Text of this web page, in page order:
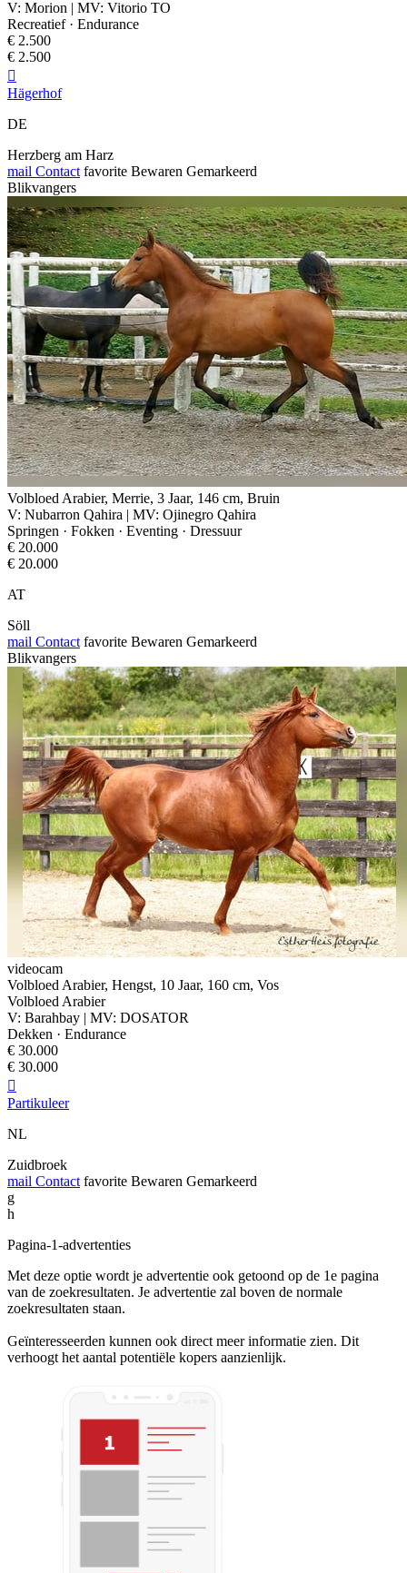
V: Morion | MV: Vitorio TO
Recreatief · Endurance
€ 2.500
€ 2.500

Hägerhof
DE
Herzberg am Harz
mail Contact favorite Bewaren Gemarkeerd
Blikvangers
Volbloed Arabier, Merrie, 3 Jaar, 146 cm, Bruin
V: Nubarron Qahira | MV: Ojinegro Qahira
Springen · Fokken · Eventing · Dressuur
€ 20.000
€ 20.000
AT
Söll
mail Contact favorite Bewaren Gemarkeerd
Blikvangers
videocam
Volbloed Arabier, Hengst, 10 Jaar, 160 cm, Vos
Volbloed Arabier
V: Barahbay | MV: DOSATOR
Dekken · Endurance
€ 30.000
€ 30.000

Partikuleer
NL
Zuidbroek
mail Contact favorite Bewaren Gemarkeerd
g
h
Pagina-1-advertenties
Met deze optie wordt je advertentie ook getoond op de 1e pagina
van de zoekresultaten. Je advertentie zal boven de normale
zoekresultaten staan.
Geïnteresseerden kunnen ook direct meer informatie zien. Dit
verhoogt het aantal potentiële kopers aanzienlijk.